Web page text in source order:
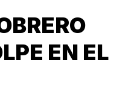
EN EL